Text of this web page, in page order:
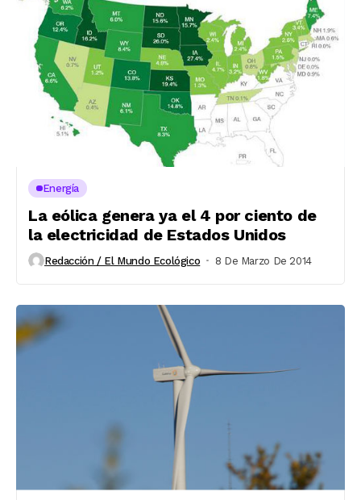
Energía
La eólica genera ya el 4 por ciento de
la electricidad de Estados Unidos
Redacción / El Mundo Ecológico 8 De Marzo De 2014